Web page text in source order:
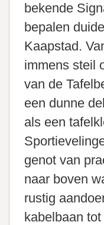
bekende
bepalen
Kaapstad.
immens steil
van de
een dunne
als een
genot van
naar boven
rustig
kabelbaan